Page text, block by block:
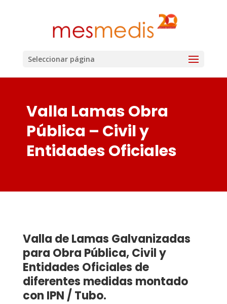
Seleccionar página
Valla Lamas Obra
Pública – Civil y
Entidades Oficiales
Valla de Lamas Galvanizadas
para Obra Pública, Civil y
Entidades Oficiales de
diferentes medidas montado
con IPN / Tubo.